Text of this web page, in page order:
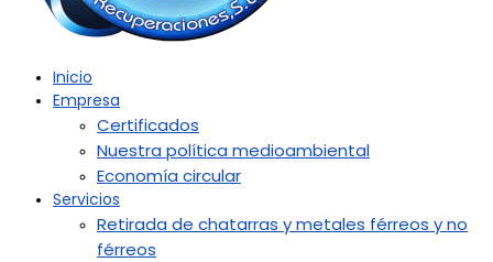
Inicio
Empresa
Certificados
Nuestra política medioambiental
Economía circular
Servicios
Retirada de chatarras y metales férreos y no
férreos